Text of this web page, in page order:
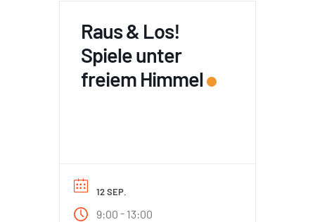
Raus & Los!
Spiele unter
freiem Himmel
12 SEP.
9:00 - 13:00